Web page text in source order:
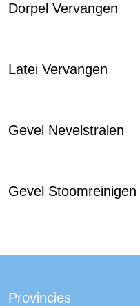
Dorpel Vervangen
Latei Vervangen
Gevel Nevelstralen
Gevel Stoomreinigen
Provincies